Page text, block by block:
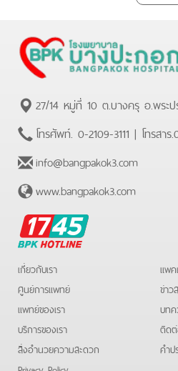
27/14 หมู่ที่ 10 ต.บางครุ อ.พระ
โทรศัพท์. 0-2109-3111 | โทรสาร.
info@bangpakok3.com
www.bangpakok3.com
BPK
Hotline
เกี่ยวกับเรา
ศูนย์การแพทย์
แพทย์ของเรา
บริการของเรา
สิ่งอำนวยความสะดวก
แพ
ข่าว
บท
ติดต่
คํา